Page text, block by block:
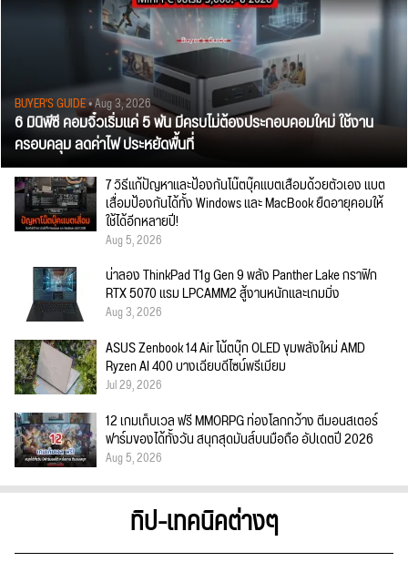
BUYER'S GUIDE• Aug 3, 2026
6 มินิพีซี คอมจิ๋วเริ่มแค่ 5 พัน มีครบไม่ต้องประกอบคอมใหม่ ใช้งาน
ครอบคลุม ลดค่าไฟ ประหยัดพื้นที่
7 วิธีแก้ปัญหาและป้องกันโน๊ตบุ๊คแบตเสื่อมด้วยตัวเอง แบต
เสื่อมป้องกันได้ทั้ง Windows และ MacBook ยืดอายุคอมให้
ใช้ได้อีกหลายปี!
Aug 5, 2026
น่าลอง ThinkPad T1g Gen 9 พลัง Panther Lake กราฟิก
RTX 5070 แรม LPCAMM2 สู้งานหนักและเกมมิ่ง
Aug 3, 2026
ASUS Zenbook 14 Air โน้ตบุ๊ก OLED ขุมพลังใหม่ AMD
Ryzen AI 400 บางเฉียบดีไซน์พรีเมียม
Jul 29, 2026
12 เกมเก็บเวล ฟรี MMORPG ท่องโลกกว้าง ตีมอนสเตอร์
ฟาร์มของได้ทั้งวัน สนุกสุดมันส์บนมือถือ อัปเดตปี 2026
Aug 5, 2026
ทิป-เทคนิคต่างๆ